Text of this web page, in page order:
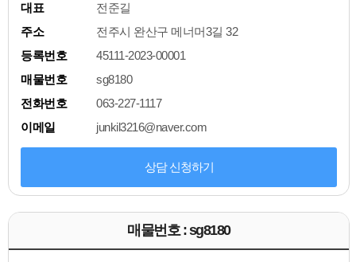
대표
전준길
주소
전주시 완산구 메너머3길 32
등록번호
45111-2023-00001
매물번호
sg8180
전화번호
063-227-1117
이메일
junkil3216@naver.com
상담 신청하기
매물번호 : sg8180